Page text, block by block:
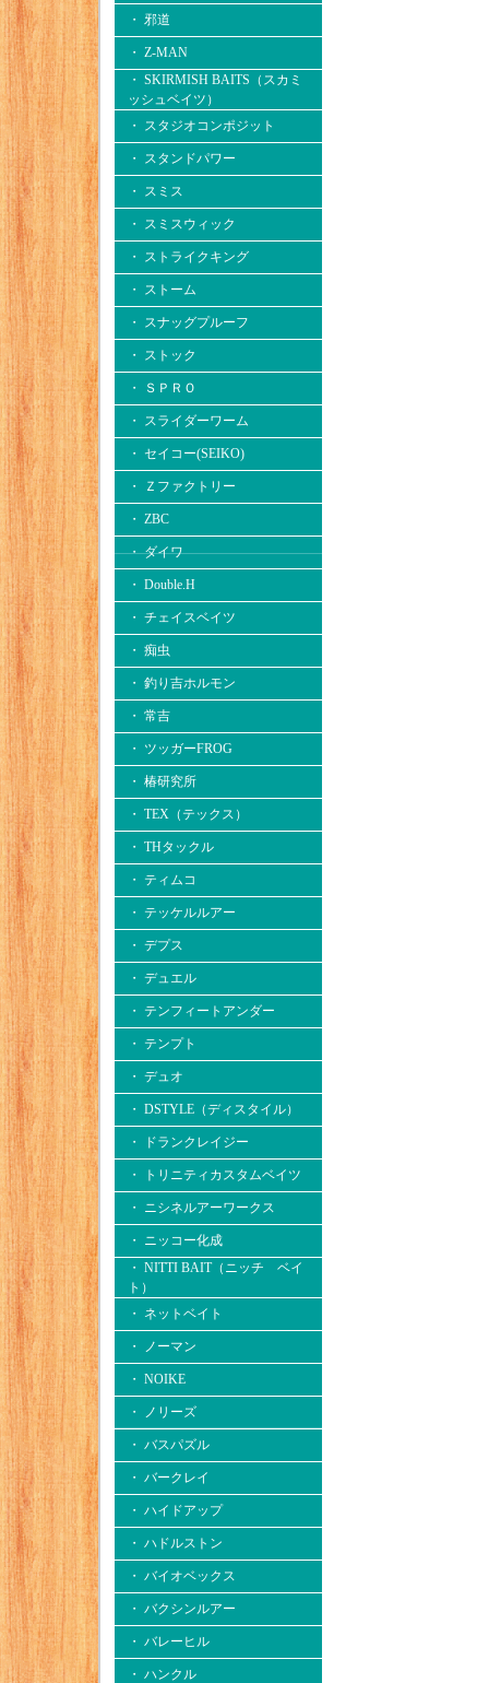
・ 邪道
・ Z-MAN
・ SKIRMISH BAITS（スカミ
ッシュベイツ）
・ スタジオコンポジット
・ スタンドパワー
・ スミス
・ スミスウィック
・ ストライクキング
・ ストーム
・ スナッグプルーフ
・ ストック
・ ＳＰＲＯ
・ スライダーワーム
・ セイコー(SEIKO)
・ Ｚファクトリー
・ ZBC
・ ダイワ
・ Double.H
・ チェイスベイツ
・ 痴虫
・ 釣り吉ホルモン
・ 常吉
・ ツッガーFROG
・ 椿研究所
・ TEX（テックス）
・ THタックル
・ ティムコ
・ テッケルルアー
・ デプス
・ デュエル
・ テンフィートアンダー
・ テンプト
・ デュオ
・ DSTYLE（ディスタイル）
・ ドランクレイジー
・ トリニティカスタムベイツ
・ ニシネルアーワークス
・ ニッコー化成
・ NITTI BAIT（ニッチ ベイ
ト）
・ ネットベイト
・ ノーマン
・ NOIKE
・ ノリーズ
・ バスパズル
・ バークレイ
・ ハイドアップ
・ ハドルストン
・ バイオベックス
・ バクシンルアー
・ バレーヒル
・ ハンクル